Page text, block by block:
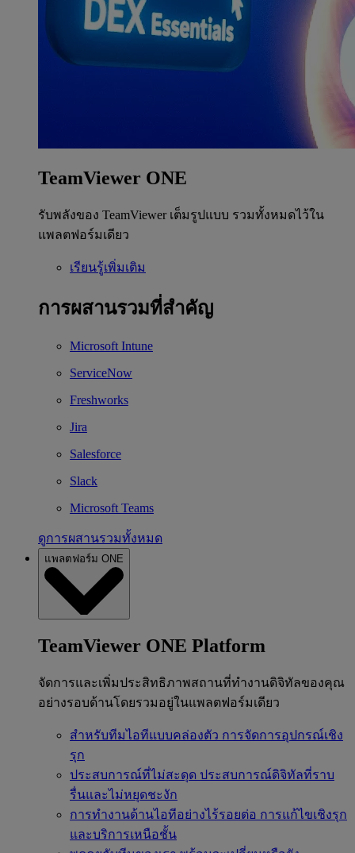
TeamViewer ONE
รับพลังของ TeamViewer เต็มรูปแบบ รวมทั้งหมดไว้ใน
แพลตฟอร์มเดียว
เรียนรู้เพิ่มเติม
การผสานรวมที่สำคัญ
Microsoft Intune
ServiceNow
Freshworks
Jira
Salesforce
Slack
Microsoft Teams
ดูการผสานรวมทั้งหมด
แพลตฟอร์ม ONE
TeamViewer ONE Platform
จัดการและเพิ่มประสิทธิภาพสถานที่ทำงานดิจิทัลของคุณ
อย่างรอบด้านโดยรวมอยู่ในแพลตฟอร์มเดียว
สำหรับทีมไอทีแบบคล่องตัว การจัดการอุปกรณ์เชิง
รุก
ประสบการณ์ที่ไม่สะดุด ประสบการณ์ดิจิทัลที่ราบ
รื่นและไม่หยุดชะงัก
การทำงานด้านไอทีอย่างไร้รอยต่อ การแก้ไขเชิงรุก
และบริการเหนือชั้น